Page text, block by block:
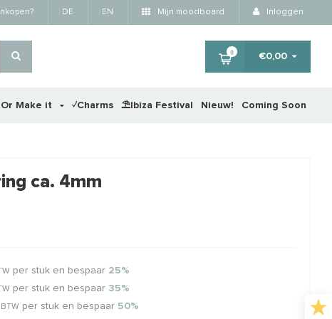
DE EN Mijn moodboard Inloggen
0 €0,00
Make it ✓Charms ⛱️Ibiza Festival Nieuw! Coming Soon
ca. 4mm
per stuk en bespaar 25%
per stuk en bespaar 35%
BTW per stuk en bespaar 50%